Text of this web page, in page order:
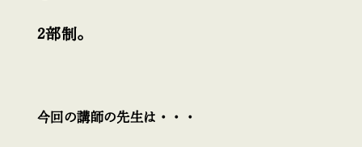
2部制。
今回の講師の先生は・・・